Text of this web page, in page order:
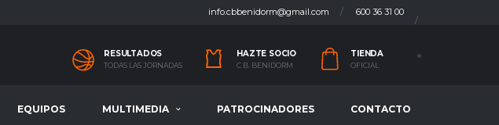
600 36 31 00
info.cbbenidorm@gmail.com
RESULTADOS
TODAS LAS JORNADAS
HAZTE SOCIO
C.B. BENIDORM
TIENDA
OFICIAL
EQUIPOS MULTIMEDIA PATROCINADORES CONTACTO